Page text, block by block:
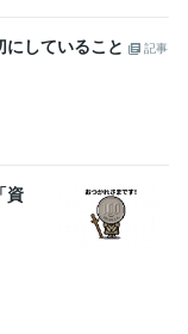
していること
記事
資